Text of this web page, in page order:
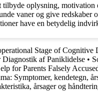
oplysning,
vaner og give
have en betydelig
Stage of Cognitive
af Paniklidelse •
for Parents Falsely
Symptomer, kendetegn,
årsager og